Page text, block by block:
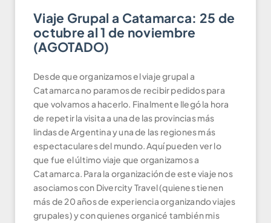
Viaje Grupal a Catamarca: 25 de
octubre al 1 de noviembre
(AGOTADO)
Desde que organizamos el viaje grupal a
Catamarca no paramos de recibir pedidos para
que volvamos a hacerlo. Finalmente llegó la hora
de repetir la visita a una de las provincias más
lindas de Argentina y una de las regiones más
espectaculares del mundo. Aquí pueden ver lo
que fue el último viaje que organizamos a
Catamarca. Para la organización de este viaje nos
asociamos con Divercity Travel (quienes tienen
más de 20 años de experiencia organizando viajes
grupales) y con quienes organicé también mis